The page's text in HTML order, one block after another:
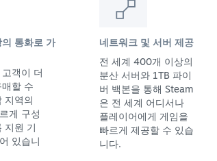
통화로 가
객이 더
할 수
지역의
게 구성
지원 기
있습니
네트워크 및 서버 제공
전 세계 400개 이상의
분산 서버와 1TB 파이
버 백본을 통해 Steam
은 전 세계 어디서나
플레이어에게 게임을
빠르게 제공할 수 있습
니다.